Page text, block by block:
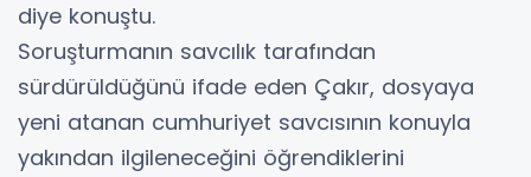
diye konuştu.
Soruşturmanın savcılık tarafından
sürdürüldüğünü ifade eden Çakır, dosyaya
yeni atanan cumhuriyet savcısının konuyla
yakından ilgileneceğini öğrendiklerini